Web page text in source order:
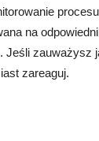
na
zauważysz
zareaguj.